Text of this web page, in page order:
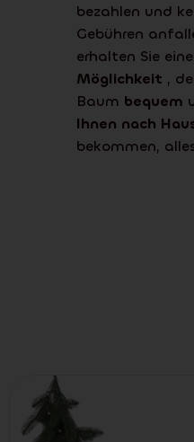
bezahlen und
Gebühren
erhalten Sie eine
Möglichkeit ,
Baum bequem
Ihnen nach
bekommen,